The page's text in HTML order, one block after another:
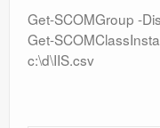
Get-SCOMGroup -
Get-
c:\d\IIS.csv